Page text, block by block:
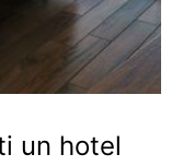
un hotel